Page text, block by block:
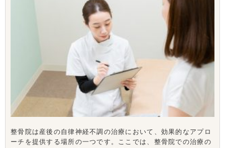
整骨院は産後の自律神経不調の治療において、効果的なアプロ
ーチを提供する場所の一つです。ここでは、整骨院での治療の